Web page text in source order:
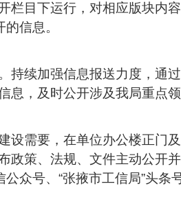
目下运行，对相应版块内
信息。
持续加强信息报送力度，通
息，及时公开涉及我局重点
设需要，在单位办公楼正门
政策、法规、文件主动公开
众号、“张掖市工信局”头